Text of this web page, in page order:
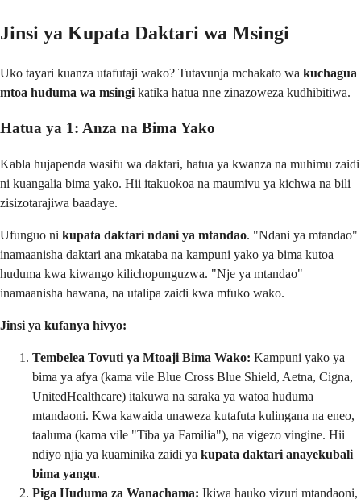
Jinsi ya Kupata Daktari wa Msingi
Uko tayari kuanza utafutaji wako? Tutavunja mchakato wa kuchagua
mtoa huduma wa msingi katika hatua nne zinazoweza kudhibitiwa.
Hatua ya 1: Anza na Bima Yako
Kabla hujapenda wasifu wa daktari, hatua ya kwanza na muhimu zaidi
ni kuangalia bima yako. Hii itakuokoa na maumivu ya kichwa na bili
zisizotarajiwa baadaye.
Ufunguo ni kupata daktari ndani ya mtandao. "Ndani ya mtandao"
inamaanisha daktari ana mkataba na kampuni yako ya bima kutoa
huduma kwa kiwango kilichopunguzwa. "Nje ya mtandao"
inamaanisha hawana, na utalipa zaidi kwa mfuko wako.
Jinsi ya kufanya hivyo:
Tembelea Tovuti ya Mtoaji Bima Wako: Kampuni yako ya
bima ya afya (kama vile Blue Cross Blue Shield, Aetna, Cigna,
UnitedHealthcare) itakuwa na saraka ya watoa huduma
mtandaoni. Kwa kawaida unaweza kutafuta kulingana na eneo,
taaluma (kama vile "Tiba ya Familia"), na vigezo vingine. Hii
ndiyo njia ya kuaminika zaidi ya kupata daktari anayekubali
bima yangu.
Piga Huduma za Wanachama: Ikiwa hauko vizuri mtandaoni,